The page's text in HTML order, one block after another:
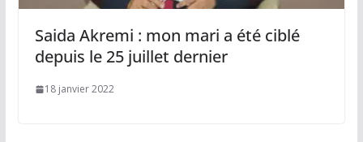
Saida Akremi : mon mari a été ciblé
depuis le 25 juillet dernier
18 janvier 2022